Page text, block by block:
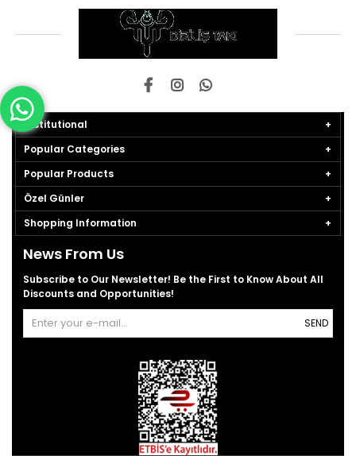
Institutional
Popular Categories
Popular Products
Özel Günler
Shopping Information
News From Us
Subscribe to Our Newsletter! Be the First to Know About All
Discounts and Opportunities!
SEND